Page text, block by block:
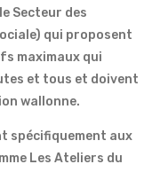
Secteur des
qui proposent
maximaux qui
et tous et doivent
wallonne.
spécifiquement aux
Les Ateliers du